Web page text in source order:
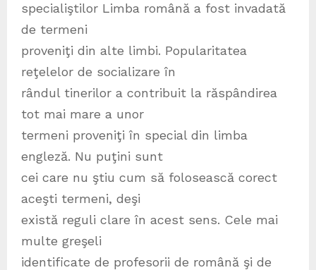
specialiştilor Limba română a fost invadată
de termeni
proveniţi din alte limbi. Popularitatea
reţelelor de socializare în
rândul tinerilor a contribuit la răspândirea
tot mai mare a unor
termeni proveniţi în special din limba
engleză. Nu puţini sunt
cei care nu ştiu cum să folosească corect
aceşti termeni, deşi
există reguli clare în acest sens. Cele mai
multe greşeli
identificate de profesorii de română şi de